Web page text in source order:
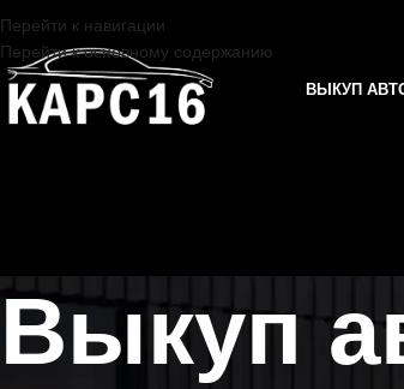
Перейти к навигации
Перейти к основному содержанию
ВЫКУП
Выкуп